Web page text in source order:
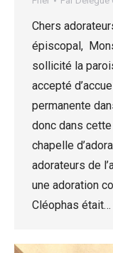
Chers
épiscopal,
sollicité la
accepté
permanente
donc dans
chapelle
adorateurs de
une adoration
Cléophas était…